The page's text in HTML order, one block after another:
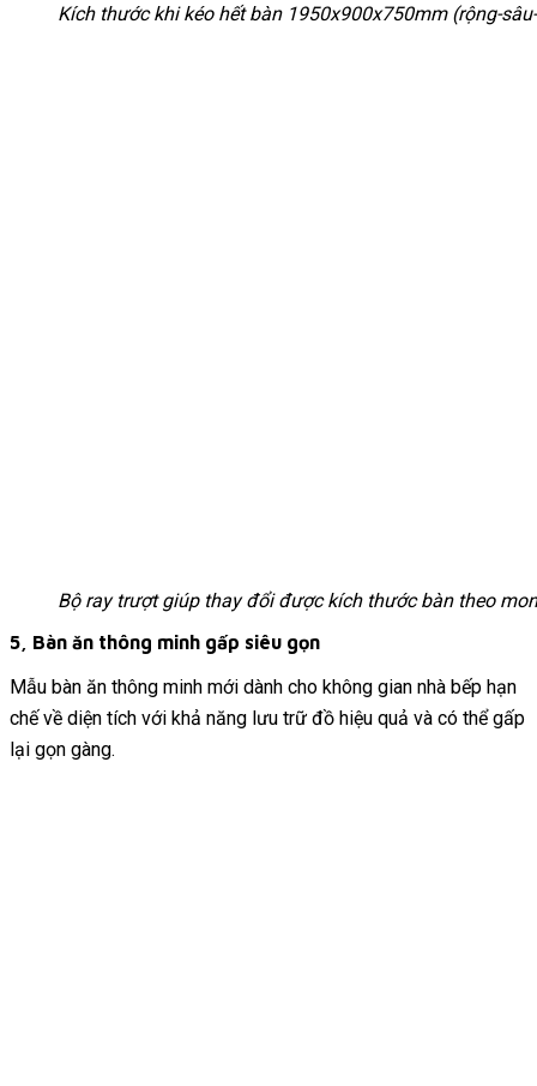
Kích thước khi kéo hết bàn 1950x900x750mm (rộng-
Bộ ray trượt giúp thay đổi được kích thước bàn theo
5, Bàn ăn thông minh gấp siêu gọn
Mẫu bàn ăn thông minh mới dành cho không gian nhà bếp hạn
chế về diện tích với khả năng lưu trữ đồ hiệu quả và có thể gấp
lại gọn gàng.